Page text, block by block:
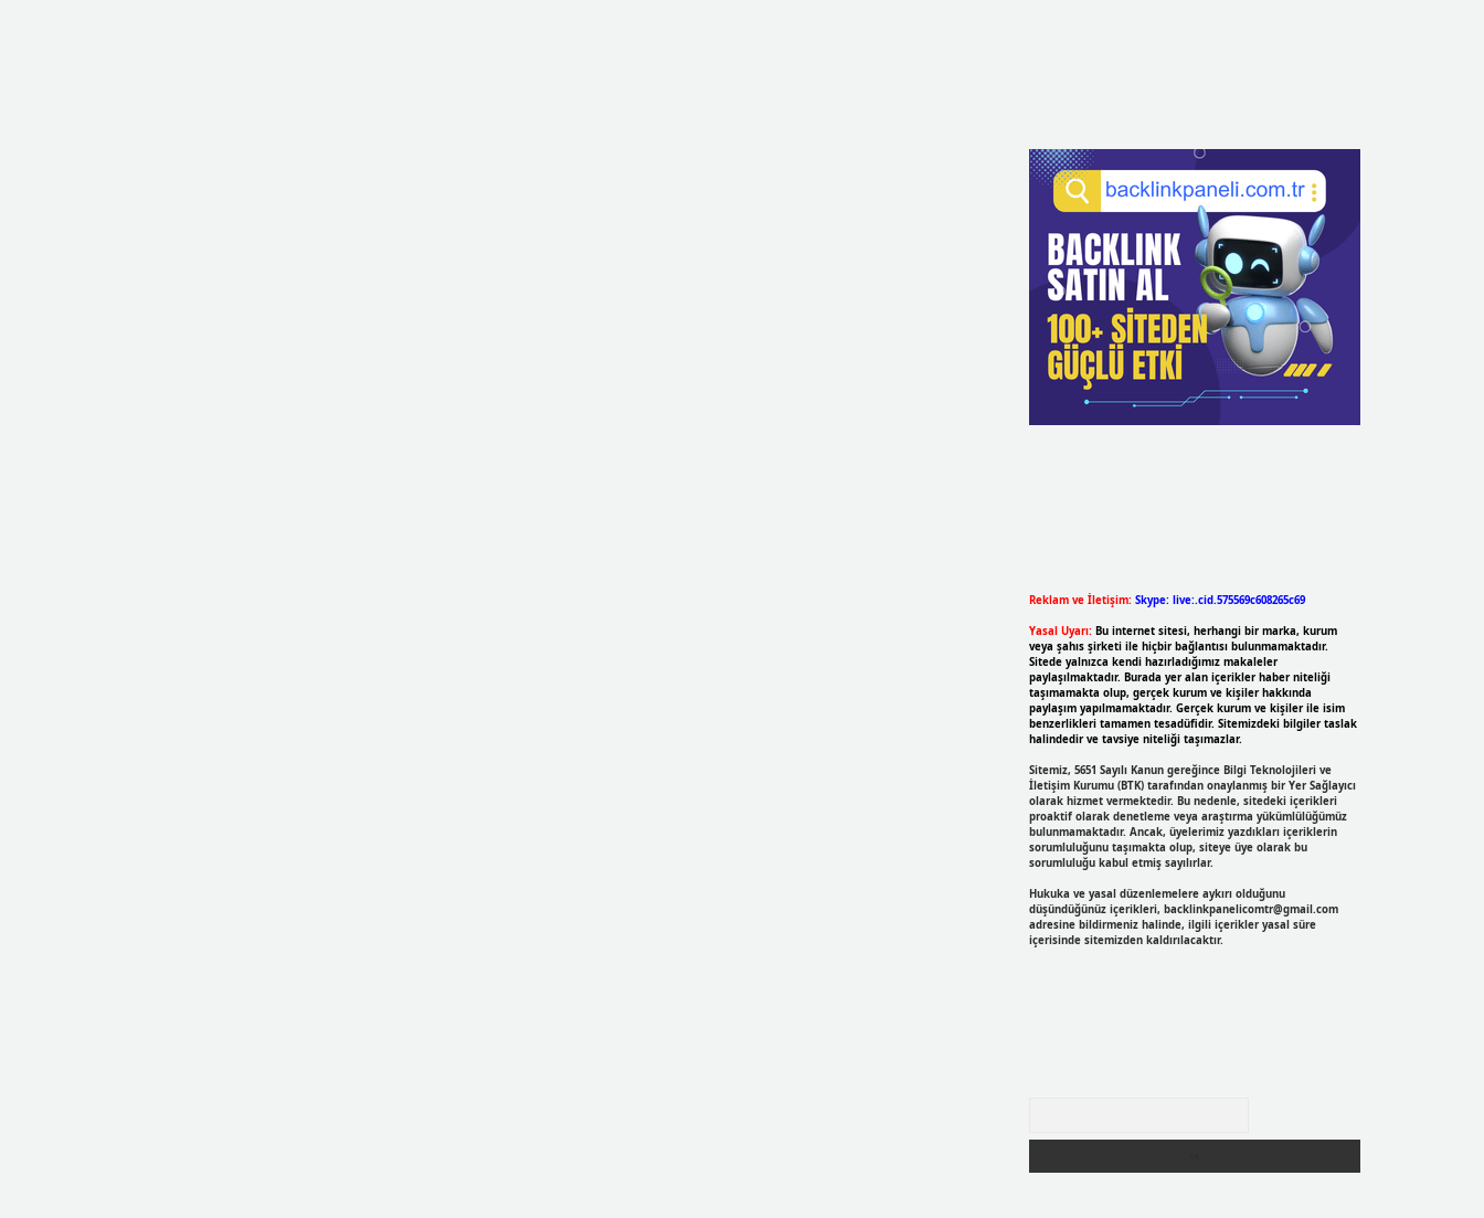
Reklam ve İletişim: Skype: live:.cid.575569c608265c69
Yasal Uyarı: Bu internet sitesi, herhangi bir marka, kurum
veya şahıs şirketi ile hiçbir bağlantısı bulunmamaktadır.
Sitede yalnızca kendi hazırladığımız makaleler
paylaşılmaktadır. Burada yer alan içerikler haber niteliği
taşımamakta olup, gerçek kurum ve kişiler hakkında
paylaşım yapılmamaktadır. Gerçek kurum ve kişiler ile isim
benzerlikleri tamamen tesadüfidir. Sitemizdeki bilgiler taslak
halindedir ve tavsiye niteliği taşımazlar.
Sitemiz, 5651 Sayılı Kanun gereğince Bilgi Teknolojileri ve
İletişim Kurumu (BTK) tarafından onaylanmış bir Yer Sağlayıcı
olarak hizmet vermektedir. Bu nedenle, sitedeki içerikleri
proaktif olarak denetleme veya araştırma yükümlülüğümüz
bulunmamaktadır. Ancak, üyelerimiz yazdıkları içeriklerin
sorumluluğunu taşımakta olup, siteye üye olarak bu
sorumluluğu kabul etmiş sayılırlar.
Hukuka ve yasal düzenlemelere aykırı olduğunu
düşündüğünüz içerikleri, backlinkpanelicomtr@gmail.com
adresine bildirmeniz halinde, ilgili içerikler yasal süre
içerisinde sitemizden kaldırılacaktır.